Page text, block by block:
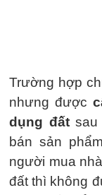
Trường hợp
nhưng được
dụng đấtsau
bán sản
người mua
đất thì không